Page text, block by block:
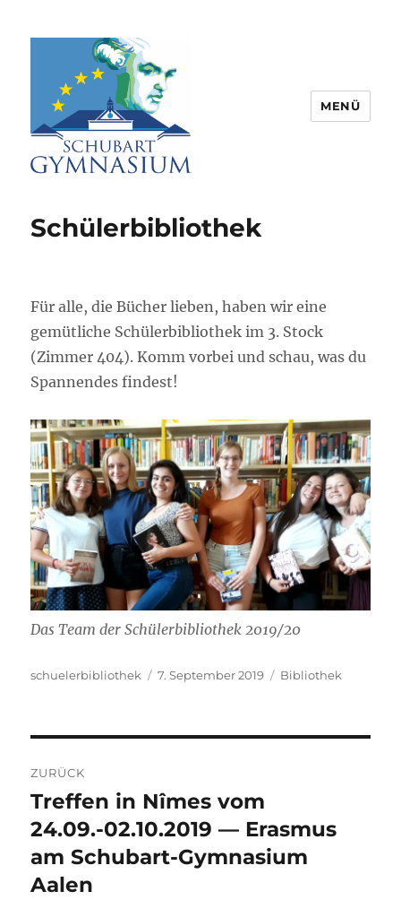
Partnerschule für Europa |
MENÜ
Schülerbibliothek
Für alle, die Bücher lieben, haben wir eine
gemütliche Schülerbibliothek im 3. Stock
(Zimmer 404). Komm vorbei und schau, was du
Spannendes findest!
Das Team der Schülerbibliothek 2019/20
Autor
schuelerbibliothek
Veröffentlicht
7. September 2019 Kategorien
Bibliothek
ZURÜCK
Vorheriger
Beitrag:
Treffen in Nîmes vom
24.09.-02.10.2019 — Erasmus
am Schubart-Gymnasium
Aalen